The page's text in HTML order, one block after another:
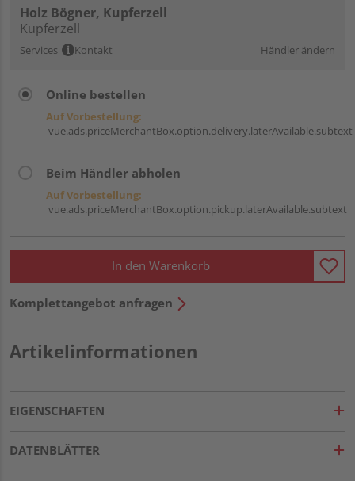
Holz Bögner, Kupferzell
Kupferzell
Services Kontakt Händler ändern
Online bestellen
Auf Vorbestellung:
vue.ads.priceMerchantBox.option.delivery.laterAvailable.subtext
Beim Händler abholen
Auf Vorbestellung:
vue.ads.priceMerchantBox.option.pickup.laterAvailable.subtext
In den Warenkorb
Komplettangebot anfragen
Artikelinformationen
EIGENSCHAFTEN
DATENBLÄTTER